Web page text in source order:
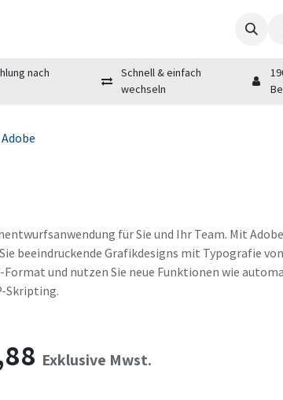
nach
Schnell & einfach
wechseln
Adobe
für Sie und Ihr Team. Mit
beeindruckende Grafikdesigns mit Typografie
und nutzen Sie neue Funktionen wie
Skripting.
Exklusive Mwst.